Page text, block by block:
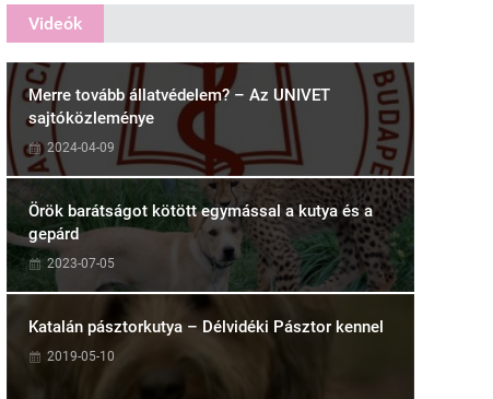
Videók
Merre tovább állatvédelem? – Az UNIVET
sajtóközleménye
2024-04-09
Örök barátságot kötött egymással a kutya és a
gepárd
2023-07-05
Katalán pásztorkutya – Délvidéki Pásztor kennel
2019-05-10